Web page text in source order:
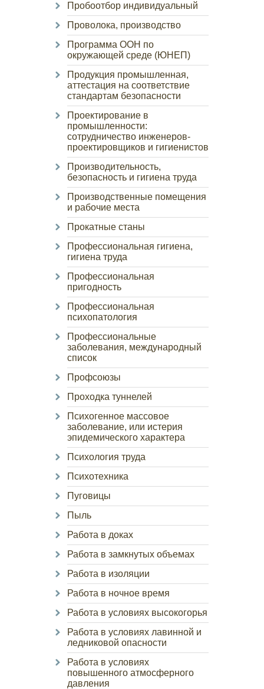
Пробоотбор индивидуальный
Проволока, производство
Программа ООН по
окружающей среде (ЮНЕП)
Продукция промышленная,
аттестация на соответствие
стандартам безопасности
Проектирование в
промышленности:
сотрудничество инженеров-
проектировщиков и гигиенистов
Производительность,
безопасность и гигиена труда
Производственные помещения
и рабочие места
Прокатные станы
Профессиональная гигиена,
гигиена труда
Профессиональная
пригодность
Профессиональная
психопатология
Профессиональные
заболевания, международный
список
Профсоюзы
Проходка туннелей
Психогенное массовое
заболевание, или истерия
эпидемического характера
Психология труда
Психотехника
Пуговицы
Пыль
Работа в доках
Работа в замкнутых объемах
Работа в изоляции
Работа в ночное время
Работа в условиях высокогорья
Работа в условиях лавинной и
ледниковой опасности
Работа в условиях
повышенного атмосферного
давления